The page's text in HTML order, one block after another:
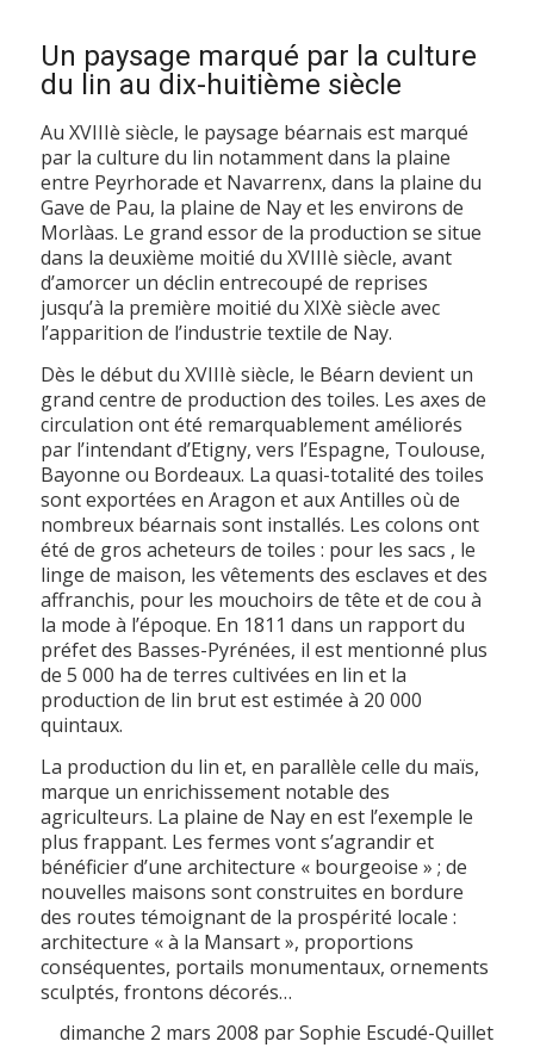
Un paysage marqué par la culture
du lin au dix-huitième siècle
Au XVIIIè siècle, le paysage béarnais est marqué
par la culture du lin notamment dans la plaine
entre Peyrhorade et Navarrenx, dans la plaine du
Gave de Pau, la plaine de Nay et les environs de
Morlàas. Le grand essor de la production se situe
dans la deuxième moitié du XVIIIè siècle, avant
d’amorcer un déclin entrecoupé de reprises
jusqu’à la première moitié du XIXè siècle avec
l’apparition de l’industrie textile de Nay.
Dès le début du XVIIIè siècle, le Béarn devient un
grand centre de production des toiles. Les axes de
circulation ont été remarquablement améliorés
par l’intendant d’Etigny, vers l’Espagne, Toulouse,
Bayonne ou Bordeaux. La quasi-totalité des toiles
sont exportées en Aragon et aux Antilles où de
nombreux béarnais sont installés. Les colons ont
été de gros acheteurs de toiles : pour les sacs , le
linge de maison, les vêtements des esclaves et des
affranchis, pour les mouchoirs de tête et de cou à
la mode à l’époque. En 1811 dans un rapport du
préfet des Basses-Pyrénées, il est mentionné plus
de 5 000 ha de terres cultivées en lin et la
production de lin brut est estimée à 20 000
quintaux.
La production du lin et, en parallèle celle du maïs,
marque un enrichissement notable des
agriculteurs. La plaine de Nay en est l’exemple le
plus frappant. Les fermes vont s’agrandir et
bénéficier d’une architecture « bourgeoise » ; de
nouvelles maisons sont construites en bordure
des routes témoignant de la prospérité locale :
architecture « à la Mansart », proportions
conséquentes, portails monumentaux, ornements
sculptés, frontons décorés…
dimanche 2 mars 2008 par Sophie Escudé-Quillet